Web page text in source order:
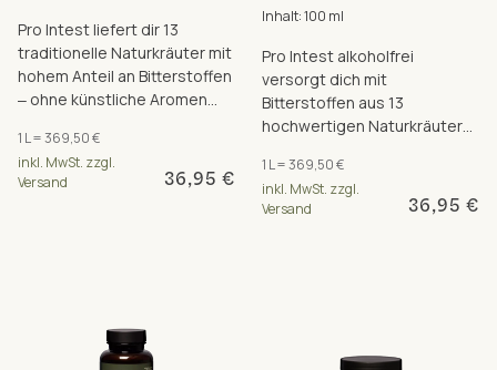
Pro Intest liefert dir 13
traditionelle Naturkräuter mit
hohem Anteil an Bitterstoffen
‒ ohne künstliche Aromen
1 L = 369,50 €
inkl. MwSt. zzgl.
Versand
36,95 €
Inhalt: 100 ml
Pro Intest alkoholfrei
versorgt dich mit
Bitterstoffen aus 13
hochwertigen Naturkräutern
für deinen Stoffwechsel.
1 L = 369,50 €
inkl. MwSt. zzgl.
Versand
36,95 €